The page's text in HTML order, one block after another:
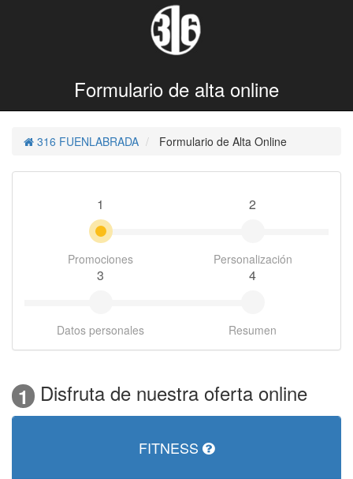
Formulario de alta online
316 FUENLABRADA Formulario de Alta Online
1
Promociones
2
Personalización
3
Datos personales
4
Resumen
1 Disfruta de nuestra oferta online
FITNESS